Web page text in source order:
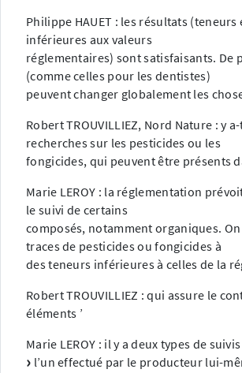
Philippe HAUET : les résultats (teneurs
inférieures aux valeurs
réglementaires) sont satisfaisants. De
(comme celles pour les dentistes)
peuvent changer globalement les
Robert TROUVILLIEZ, Nord Nature : y
recherches sur les pesticides ou les
fongicides, qui peuvent être présents
Marie LEROY : la réglementation
le suivi de certains
composés, notamment organiques.
traces de pesticides ou fongicides à
des teneurs inférieures à celles de la
Robert TROUVILLIEZ : qui assure le
éléments ’
Marie LEROY : il y a deux types de
l’un effectué par le producteur lui-